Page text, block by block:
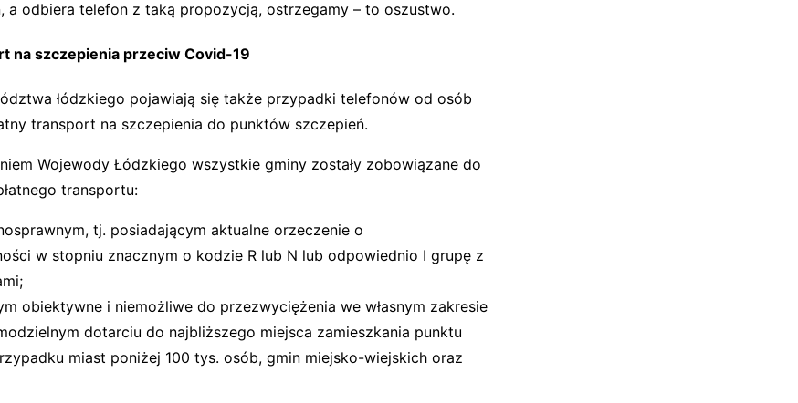
a odbiera telefon z taką propozycją, ostrzegamy – to oszustwo.
na szczepienia przeciw Covid-19
łódzkiego pojawiają się także przypadki telefonów od osób
transport na szczepienia do punktów szczepień.
Wojewody Łódzkiego wszystkie gminy zostały zobowiązane do
transportu:
tj. posiadającym aktualne orzeczenie o
w stopniu znacznym o kodzie R lub N lub odpowiednio I grupę z
obiektywne i niemożliwe do przezwyciężenia we własnym zakresie
dotarciu do najbliższego miejsca zamieszkania punktu
miast poniżej 100 tys. osób, gmin miejsko-wiejskich oraz